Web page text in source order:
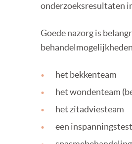
onderzoeksresultaten
Goede nazorg is
het bekkenteam
het wondenteam
het zitadviesteam
een inspanningstest